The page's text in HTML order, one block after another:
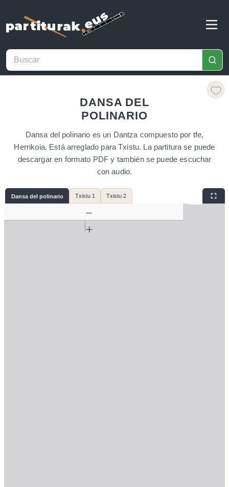
DANSA DEL
POLINARIO
Dansa del polinario es un Dantza compuesto por tfe,
Herrikoia. Está arreglado para Txistu. La partitura se puede
descargar en formato PDF y también se puede escuchar
con audio.
Dansa del polinario Txistu 1 Txistu 2